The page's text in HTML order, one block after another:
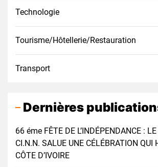
Technologie
Tourisme/Hôtellerie/Restauration
Transport
Dernières
66 éme FÊTE DE L’INDÉPENDANCE :
CI.N.N. SALUE UNE CÉLÉBRATION QUI
CÔTE D’IVOIRE